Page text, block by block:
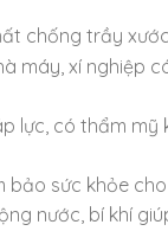
chống trầy
máy, xí nghiệp
lực, có thẩm
bảo sức khỏe
nước, bí khí